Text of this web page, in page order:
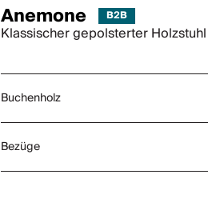
Anemone
Klassischer gepolsterter Holzstuhl
Buchenholz
Bezüge